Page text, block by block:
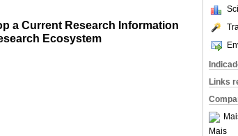
Links
Mais
a Current Research Information
Ecosystem